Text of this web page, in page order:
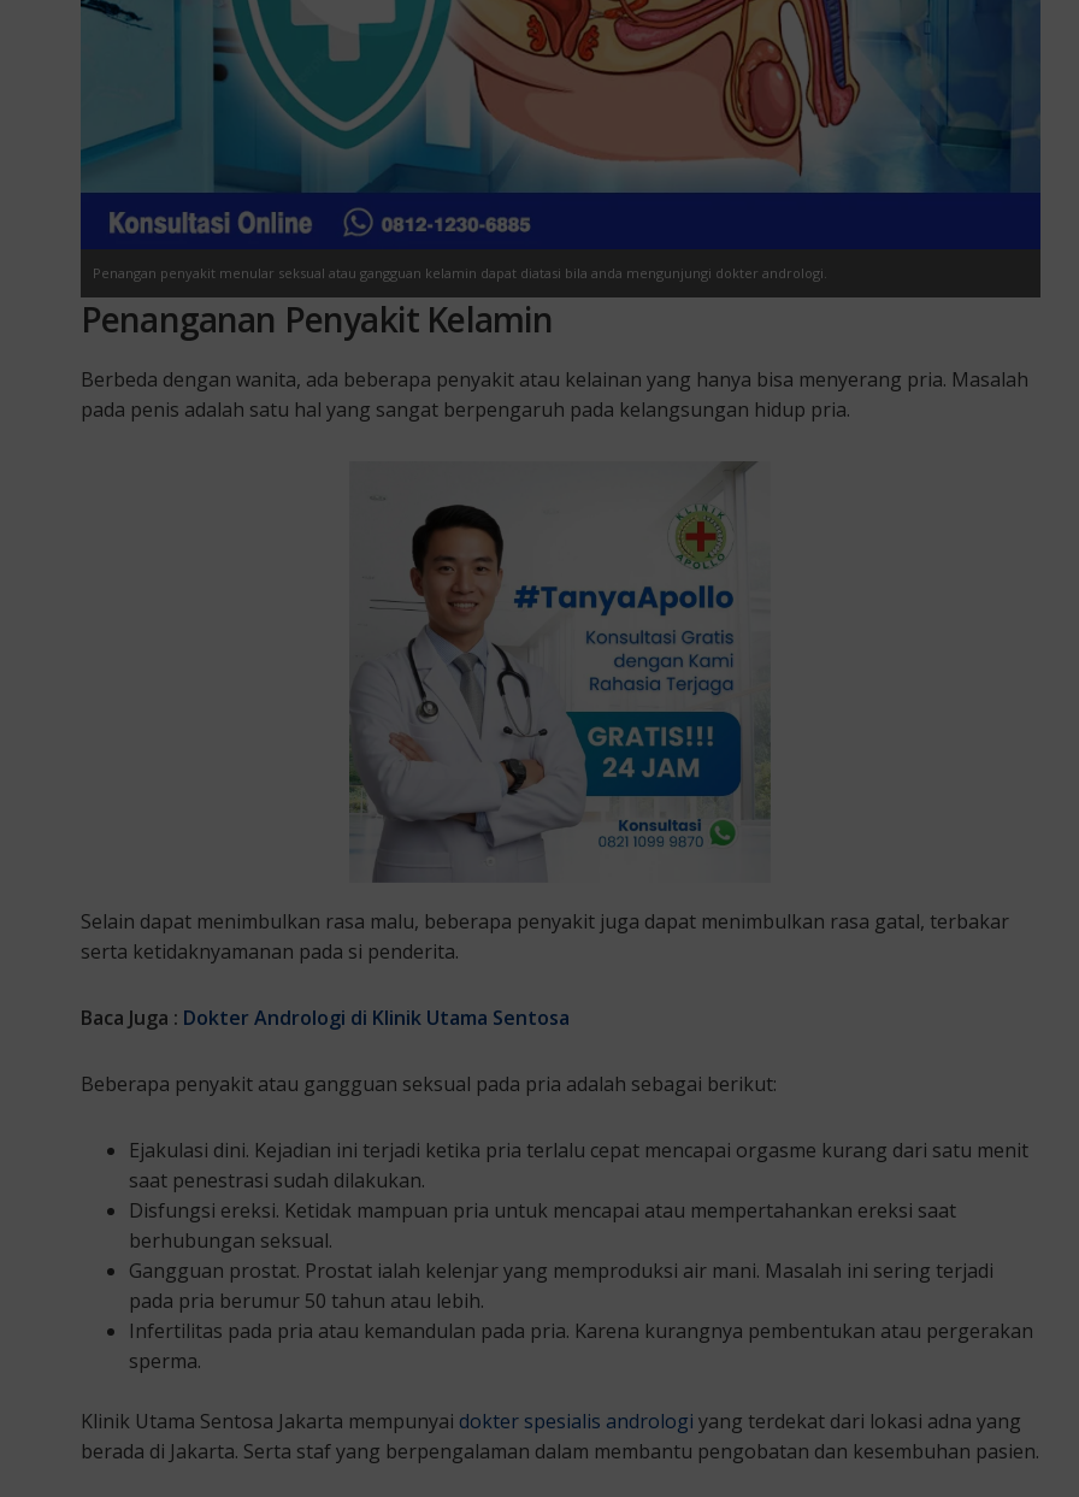
Penangan penyakit menular seksual atau gangguan kelamin dapat diatasi bila anda mengunjungi dokter andrologi.
Penanganan Penyakit Kelamin
Berbeda dengan wanita, ada beberapa penyakit atau kelainan yang hanya bisa menyerang pria. Masalah
pada penis adalah satu hal yang sangat berpengaruh pada kelangsungan hidup pria.
Selain dapat menimbulkan rasa malu, beberapa penyakit juga dapat menimbulkan rasa gatal, terbakar
serta ketidaknyamanan pada si penderita.
Baca Juga : Dokter Andrologi di Klinik Utama Sentosa
Beberapa penyakit atau gangguan seksual pada pria adalah sebagai berikut:
Ejakulasi dini. Kejadian ini terjadi ketika pria terlalu cepat mencapai orgasme kurang dari satu menit
saat penestrasi sudah dilakukan.
Disfungsi ereksi. Ketidak mampuan pria untuk mencapai atau mempertahankan ereksi saat
berhubungan seksual.
Gangguan prostat. Prostat ialah kelenjar yang memproduksi air mani. Masalah ini sering terjadi
pada pria berumur 50 tahun atau lebih.
Infertilitas pada pria atau kemandulan pada pria. Karena kurangnya pembentukan atau pergerakan
sperma.
Klinik Utama Sentosa Jakarta mempunyai dokter spesialis andrologi yang terdekat dari lokasi adna yang
berada di Jakarta. Serta staf yang berpengalaman dalam membantu pengobatan dan kesembuhan pasien.